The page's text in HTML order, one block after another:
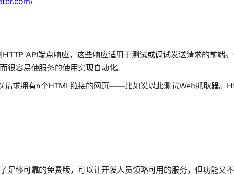
API端点响应，这些响应适用于测试或调试发送请求的前端
很容易使服务的使用实现自动化。
请求拥有n个HTML链接的网页——比如说以此测试Web抓取器。
足够可靠的免费版，可以让开发人员领略可用的服务，但功能又